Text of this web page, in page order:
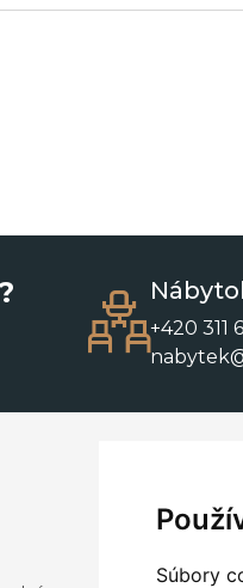
Súbory
+420 311